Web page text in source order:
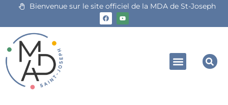
Bienvenue sur le site officiel de la MDA de St-Joseph